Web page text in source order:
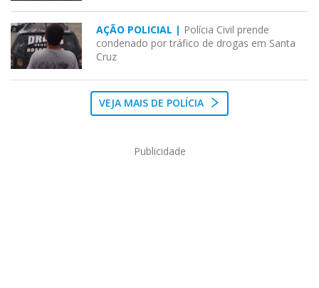
AÇÃO POLICIAL | Polícia Civil prende
condenado por tráfico de drogas em Santa
Cruz
VEJA MAIS DE POLÍCIA
Publicidade